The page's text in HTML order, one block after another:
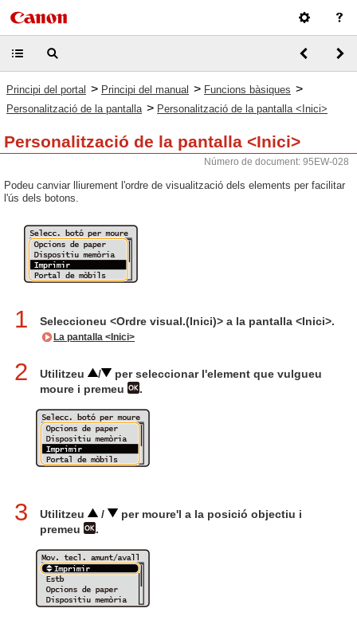
Principi del portal > Principi del manual > Funcions bàsiques >
Personalització de la pantalla > Personalització de la pantalla <Inici>
Personalització de la pantalla <Inici>
Número de document: 95EW-028
Podeu canviar lliurement l'ordre de visualització dels elements per facilitar
l'ús dels botons.
1 Seleccioneu <Ordre visual.(Inici)> a la pantalla <Inici>.
La pantalla <Inici>
2 Utilitzeu /
per seleccionar l'element que vulgueu
moure i premeu
.
3 Utilitzeu /
per moure'l a la posició objectiu i
premeu
.